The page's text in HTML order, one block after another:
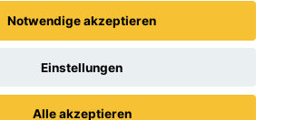
Notwendige akzeptieren
Einstellungen
Alle akzeptieren